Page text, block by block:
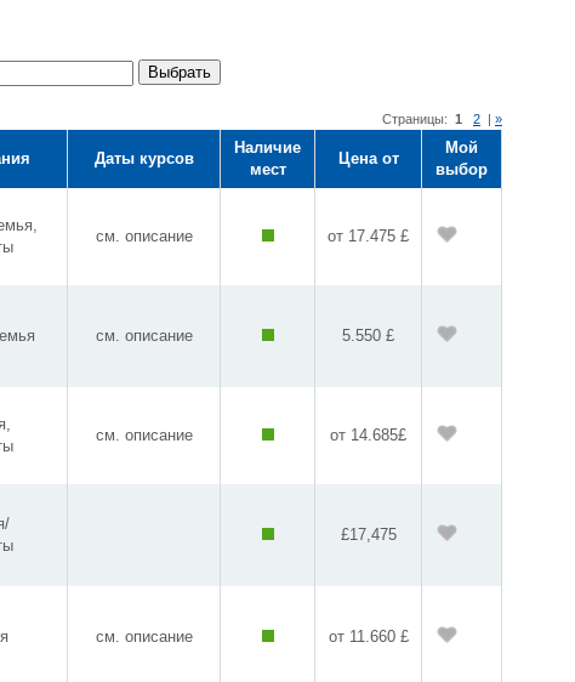
Выбрать
Страницы: 1 2 | »
Даты курсов
Наличие
мест
Цена от
Мой
выбор
см. описание от 17.475 £
см. описание 5.550 £
см. описание от 14.685£
£17,475
см. описание от 11.660 £